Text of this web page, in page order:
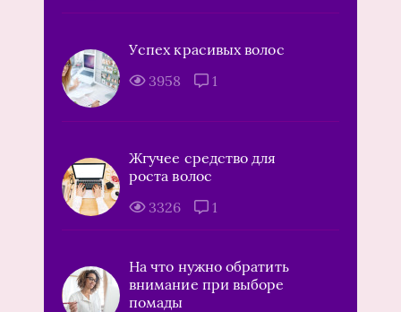
Успех красивых волос
3958
1
Жгучее средство для
роста волос
3326
1
На что нужно обратить
внимание при выборе
помады